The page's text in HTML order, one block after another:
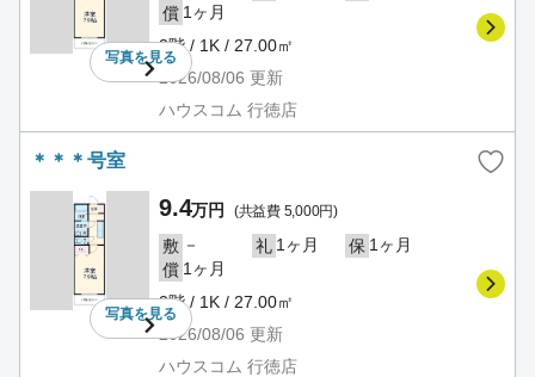
写真を見る
償 1ヶ月
2階 / 1K / 27.00㎡
2026/08/06 更新
ハウスコム 行徳店
＊＊＊号室
写真を見る
9.4万円 (共益費 5,000円)
敷 － 礼 1ヶ月 保 1ヶ月
償 1ヶ月
2階 / 1K / 27.00㎡
2026/08/06 更新
ハウスコム 行徳店